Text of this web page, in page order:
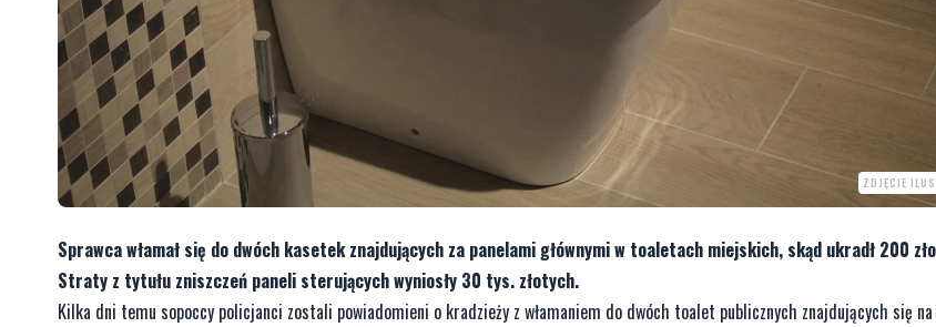
ZDJĘCIE
Sprawca włamał się do dwóch kasetek znajdujących za panelami głównymi w toaletach miejskich, skąd ukradł 200
Straty z tytułu zniszczeń paneli sterujących wyniosły 30 tys. złotych.
Kilka dni temu sopoccy policjanci zostali powiadomieni o kradzieży z włamaniem do dwóch toalet publicznych znajdujących się